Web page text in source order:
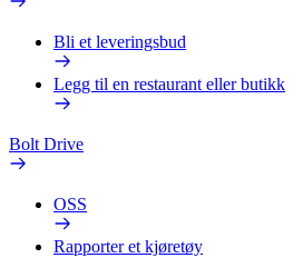
Bli et leveringsbud
Legg til en restaurant eller butikk
Bolt Drive
OSS
Rapporter et kjøretøy